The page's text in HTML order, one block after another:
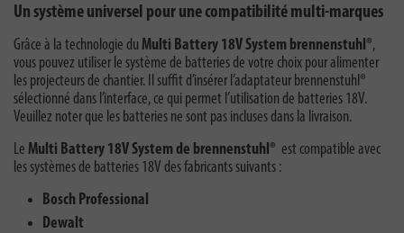
Un système universel pour une compatibilité multi-marques
Grâce à la technologie du Multi Battery 18V System brennenstuhl®,
vous pouvez utiliser le système de batteries de votre choix pour alimenter
les projecteurs de chantier. Il suffit d’insérer l’adaptateur brennenstuhl®
sélectionné dans l’interface, ce qui permet l’utilisation de batteries 18V.
Veuillez noter que les batteries ne sont pas incluses dans la livraison.
Le Multi Battery 18V System de brennenstuhl® est compatible avec
les systèmes de batteries 18V des fabricants suivants :
Bosch Professional
Dewalt